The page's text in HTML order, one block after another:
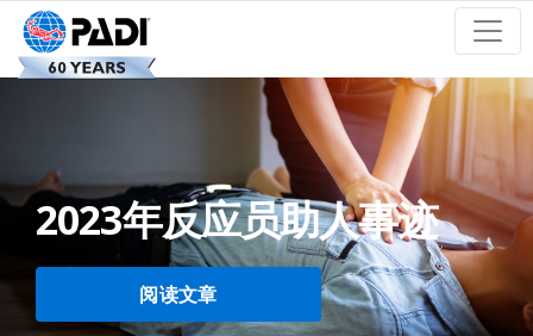
2023年反应员助人事迹
阅读文章